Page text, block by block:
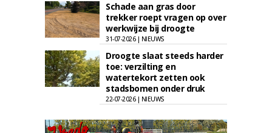
Schade aan gras door
trekker roept vragen op over
werkwijze bij droogte
31-07-2026 | NIEUWS
Droogte slaat steeds harder
toe: verzilting en
watertekort zetten ook
stadsbomen onder druk
22-07-2026 | NIEUWS